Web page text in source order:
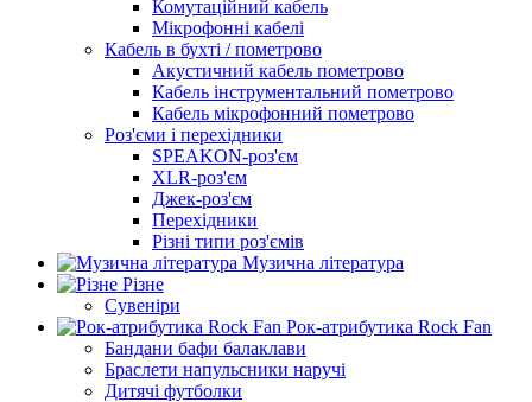
Комутаційний кабель
Мікрофонні кабелі
Кабель в бухті / пометрово
Акустичний кабель пометрово
Кабель інструментальний пометрово
Кабель мікрофонний пометрово
Роз'єми і перехідники
SPEAKON-роз'єм
XLR-роз'єм
Джек-роз'єм
Перехідники
Різні типи роз'ємів
Музична література
Різне
Сувеніри
Рок-атрибутика Rock Fan
Бандани бафи балаклави
Браслети напульсники наручі
Дитячі футболки